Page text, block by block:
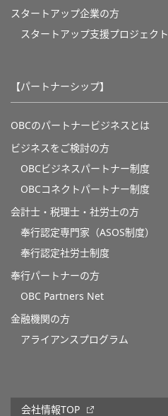
スタートアップ企業の方
スタートアップ支援プロジェクト
【パートナーシップ】
OBCのパートナービジネスとは
ビジネスをご検討の方
OBCビジネスパートナー制度
OBCコネクトパートナー制度
会計士・税理士・社労士の方
奉行認定専門家（ASOS制度）
奉行認定社労士制度
奉行パートナーの方
OBC Partners Net
金融機関の方
アライアンスプログラム
会社情報TOP